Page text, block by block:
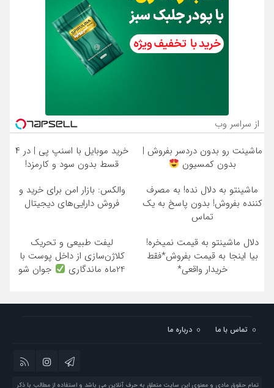
از سراسر وب
ماشینت رو بدون دردسر بفروش |
بدون کمسیون
خرید موبایل با اسنپ پی | در ۴
قسط بدون سود و کارمزد!
ماشینتو به دلال نده! به مصرف
کننده بفروش! بدون پاسخ به یک
تماس
والکس: بازار امن برای خرید و
فروش دارایی‌های دیجیتال
دلال ماشینتو به قیمت نمیخره!
بیا اینجا به قیمت بفروش*فقط
خریدار واقعی*
لیفت طبیعی و تحریک
کلاژن‌سازی از داخل پوست با
24ماه ماندگاری
جوان شو
تماس با ما درباره ما
تمام حقوق مادی و معنوی این سایت متعلق به حرف آنلاین می باشد و استفاده از مطالب با ذکر